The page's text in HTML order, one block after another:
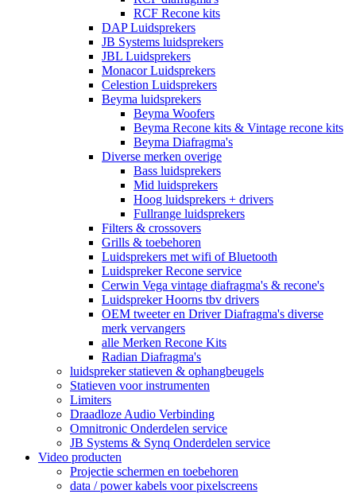
RCF Recone kits
DAP Luidsprekers
JB Systems luidsprekers
JBL Luidsprekers
Monacor Luidsprekers
Celestion Luidsprekers
Beyma luidsprekers
Beyma Woofers
Beyma Recone kits & Vintage recone kits
Beyma Diafragma's
Diverse merken overige
Bass luidsprekers
Mid luidsprekers
Hoog luidsprekers + drivers
Fullrange luidsprekers
Filters & crossovers
Grills & toebehoren
Luidsprekers met wifi of Bluetooth
Luidspreker Recone service
Cerwin Vega vintage diafragma's & recone's
Luidspreker Hoorns tbv drivers
OEM tweeter en Driver Diafragma's diverse
merk vervangers
alle Merken Recone Kits
Radian Diafragma's
luidspreker statieven & ophangbeugels
Statieven voor instrumenten
Limiters
Draadloze Audio Verbinding
Omnitronic Onderdelen service
JB Systems & Synq Onderdelen service
Video producten
Projectie schermen en toebehoren
data / power kabels voor pixelscreens